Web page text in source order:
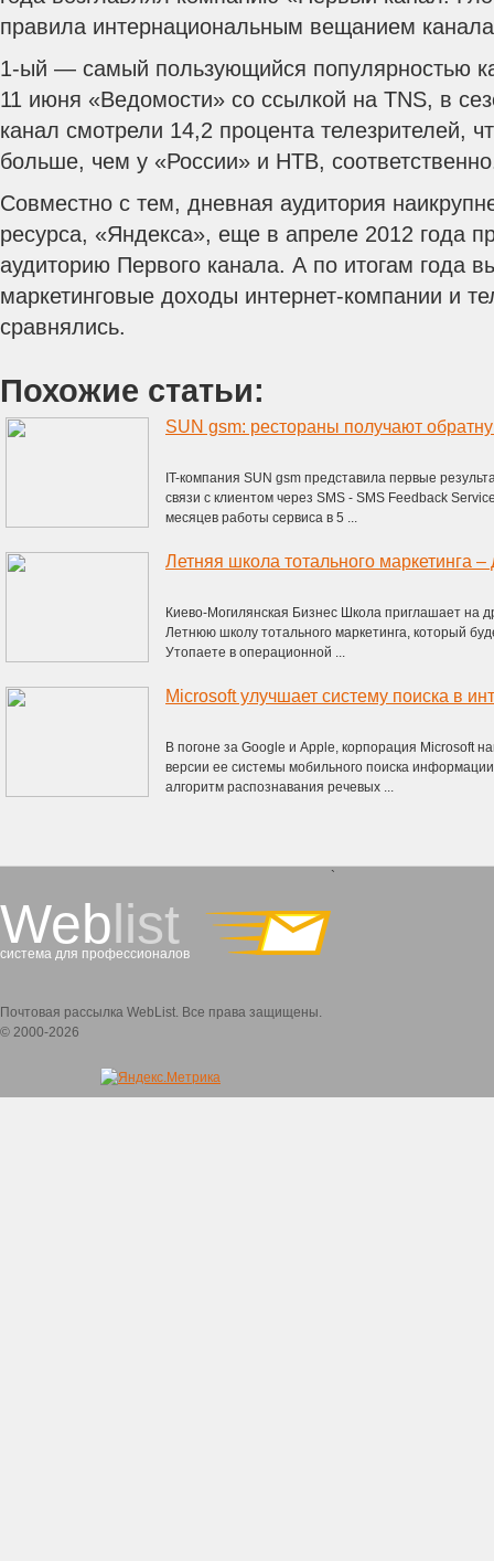
правила интернациональным вещанием
1-ый — самый пользующийся популярностью
11 июня «Ведомости» со ссылкой на TNS, в
канал смотрели 14,2 процента телезрителей,
больше, чем у «России» и НТВ,
Совместно с тем, дневная аудитория
ресурса, «Яндекса», еще в апреле 2012 года
аудиторию Первого канала. А по итогам года
маркетинговые доходы интернет-компании и
сравнялись.
Похожие статьи:
IT-компания SUN gsm представила первые
связи с клиентом через SMS - SMS Feedback
месяцев работы сервиса в 5 ...
Летняя школа тотального маркетинга
Киево-Могилянская Бизнес Школа приглашает на
Летнюю школу тотального маркетинга, который
Утопаете в операционной ...
Microsoft улучшает систему поиска в
В погоне за Google и Apple, корпорация Microsoft
версии ее системы мобильного поиска
алгоритм распознавания речевых ...
Weblist
система для профессионалов
`
Почтовая рассылка WebList. Все права защищены.
© 2000-2026